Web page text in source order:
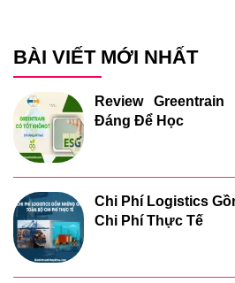
BÀI VIẾT MỚI NHẤT
Review
Đáng Để Học
Chi Phí Logistics
Chi Phí Thực Tế